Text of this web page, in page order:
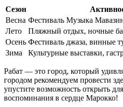
Сезон
Весна Фестиваль Музыка
Лето
Пляжный отдых, ночные
Осень Фестиваль джаза, винные
Зима
Культурные выставки,
Рабат — это город, который
городом рекомендуем провести
упустите возможность открыть
воспоминания в сердце Марокко!